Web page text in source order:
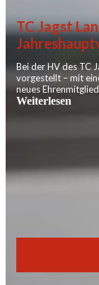
TC Jagst
Bei der HV des TC
vorgestellt – mit
neues
Weiterlesen